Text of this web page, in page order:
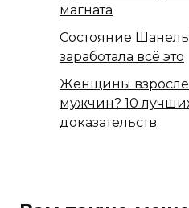
магната
Состояние Шанель
заработала всё это
Женщины
мужчин? 10
доказательств